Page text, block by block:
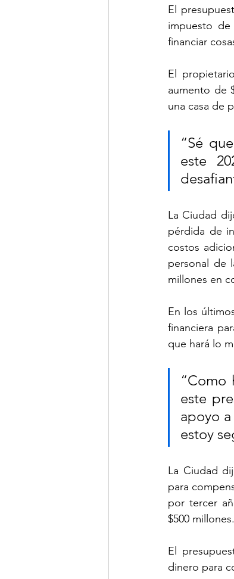
El
impuesto
financiar
El
aumento de
una casa de
“Sé
este
La Ciudad
pérdida de
costos
personal de
millones en
En los
financiera
que hará lo
“Como
este
apoyo
estoy
La Ciudad
para
por tercer
$500 millones.
El
dinero para